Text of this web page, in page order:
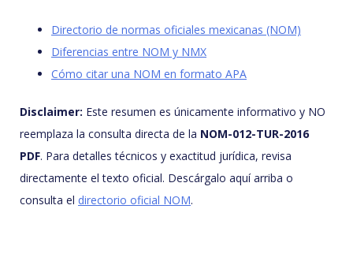
Directorio de normas oficiales mexicanas (NOM)
Diferencias entre NOM y NMX
Cómo citar una NOM en formato APA
Disclaimer: Este resumen es únicamente informativo y NO
reemplaza la consulta directa de la NOM-012-TUR-2016
PDF. Para detalles técnicos y exactitud jurídica, revisa
directamente el texto oficial. Descárgalo aquí arriba o
consulta el directorio oficial NOM.